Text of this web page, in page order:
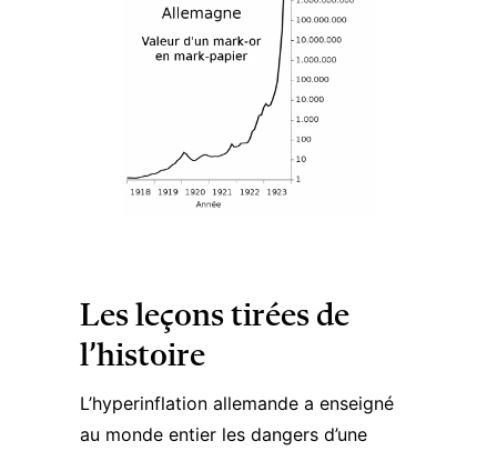
Les leçons tirées de
l’histoire
L’hyperinflation allemande a enseigné
au monde entier les dangers d’une